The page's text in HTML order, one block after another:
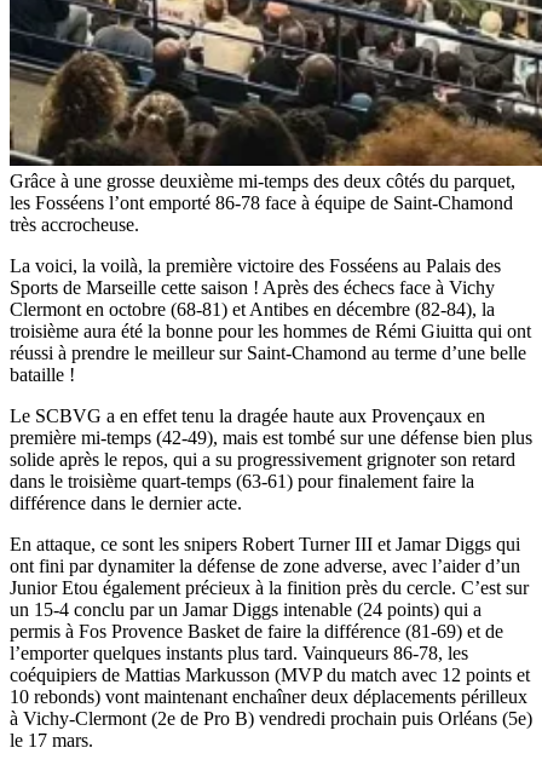
Grâce à une grosse deuxième mi-temps des deux côtés du parquet,
les Fosséens l’ont emporté 86-78 face à équipe de Saint-Chamond
très accrocheuse.
La voici, la voilà, la première victoire des Fosséens au Palais des
Sports de Marseille cette saison ! Après des échecs face à Vichy
Clermont en octobre (68-81) et Antibes en décembre (82-84), la
troisième aura été la bonne pour les hommes de Rémi Giuitta qui ont
réussi à prendre le meilleur sur Saint-Chamond au terme d’une belle
bataille !
Le SCBVG a en effet tenu la dragée haute aux Provençaux en
première mi-temps (42-49), mais est tombé sur une défense bien plus
solide après le repos, qui a su progressivement grignoter son retard
dans le troisième quart-temps (63-61) pour finalement faire la
différence dans le dernier acte.
En attaque, ce sont les snipers Robert Turner III et Jamar Diggs qui
ont fini par dynamiter la défense de zone adverse, avec l’aider d’un
Junior Etou également précieux à la finition près du cercle. C’est sur
un 15-4 conclu par un Jamar Diggs intenable (24 points) qui a
permis à Fos Provence Basket de faire la différence (81-69) et de
l’emporter quelques instants plus tard. Vainqueurs 86-78, les
coéquipiers de Mattias Markusson (MVP du match avec 12 points et
10 rebonds) vont maintenant enchaîner deux déplacements périlleux
à Vichy-Clermont (2e de Pro B) vendredi prochain puis Orléans (5e)
le 17 mars.